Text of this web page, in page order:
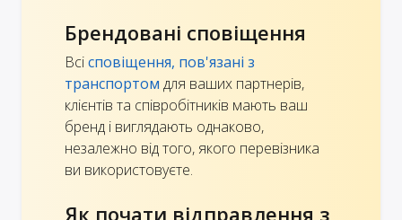
Брендовані сповіщення
Всісповіщення, пов'язані з
транспортом для ваших партнерів,
клієнтів та співробітників мають ваш
бренд і виглядають однаково,
незалежно від того, якого перевізника
ви використовуєте.
Як почати відправлення з